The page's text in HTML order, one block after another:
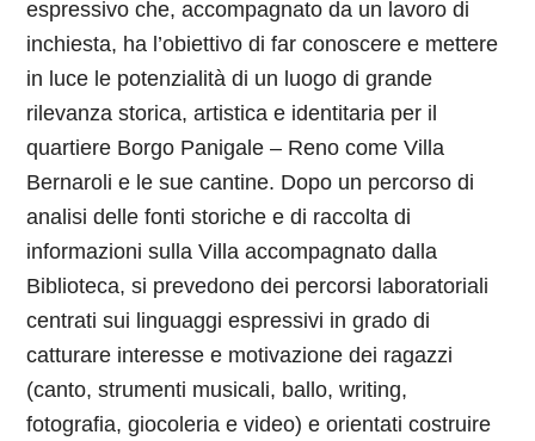
espressivo che, accompagnato da un lavoro di
inchiesta, ha l’obiettivo di far conoscere e mettere
in luce le potenzialità di un luogo di grande
rilevanza storica, artistica e identitaria per il
quartiere Borgo Panigale – Reno come Villa
Bernaroli e le sue cantine. Dopo un percorso di
analisi delle fonti storiche e di raccolta di
informazioni sulla Villa accompagnato dalla
Biblioteca, si prevedono dei percorsi laboratoriali
centrati sui linguaggi espressivi in grado di
catturare interesse e motivazione dei ragazzi
(canto, strumenti musicali, ballo, writing,
fotografia, giocoleria e video) e orientati costruire